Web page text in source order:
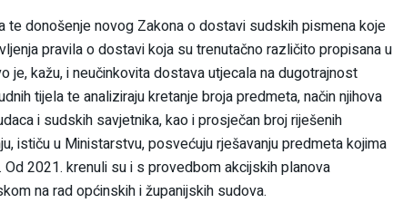
te donošenje novog Zakona o dostavi sudskih pismena koje
pravila o dostavi koja su trenutačno različito propisana u
je, kažu, i neučinkovita dostava utjecala na dugotrajnost
tijela te analiziraju kretanje broja predmeta, način njihova
i sudskih savjetnika, kao i prosječan broj riješenih
ističu u Ministarstvu, posvećuju rješavanju predmeta kojima
2021. krenuli su i s provedbom akcijskih planova
na rad općinskih i županijskih sudova.